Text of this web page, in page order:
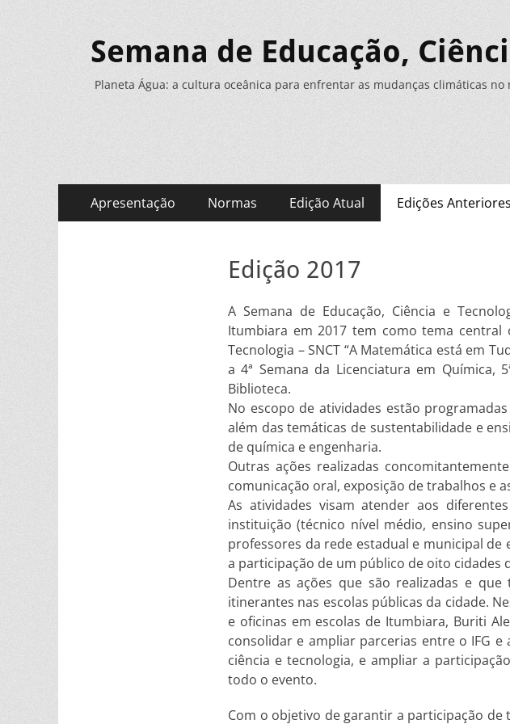
Semana de Educação,
Planeta Água: a cultura oceânica para enfrentar as mudanças climáticas
Menu
principal
para
Apresentação Normas Edição Atual Edições Anteriores
Edição 2017
A Semana de Educação, Ciência e
Itumbiara em 2017 tem como tema central
Tecnologia – SNCT “A Matemática está em
a 4ª Semana da Licenciatura em Química,
Biblioteca.
No escopo de atividades estão
além das temáticas de sustentabilidade e
de química e engenharia.
Outras ações realizadas
comunicação oral, exposição de trabalhos e
As atividades visam atender aos
instituição (técnico nível médio, ensino
professores da rede estadual e municipal de
a participação de um público de oito cidades
Dentre as ações que são realizadas e
itinerantes nas escolas públicas da cidade.
e oficinas em escolas de Itumbiara, Buriti
consolidar e ampliar parcerias entre o IFG
ciência e tecnologia, e ampliar a
todo o evento.
Com o objetivo de garantir a participação de